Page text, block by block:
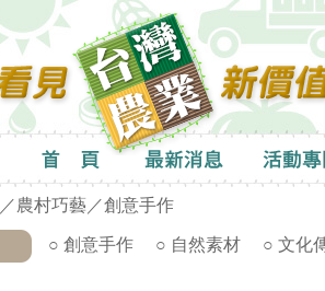
／ 農村巧藝 ／創意手作
○ 創意手作 ○ 自然素材 ○ 文化